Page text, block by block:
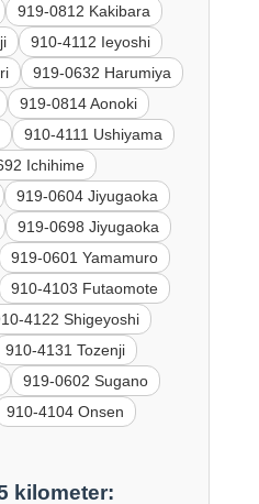
919-0812 Kakibara
910-4112 Ieyoshi
919-0632 Harumiya
919-0814 Aonoki
910-4111 Ushiyama
Ichihime
919-0604 Jiyugaoka
919-0698 Jiyugaoka
919-0601 Yamamuro
910-4103 Futaomote
4122 Shigeyoshi
910-4131 Tozenji
919-0602 Sugano
910-4104 Onsen
kilometer: